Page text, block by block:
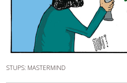
STUPS: MASTERMIND